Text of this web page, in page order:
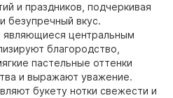
и праздников, подчеркивая
безупречный вкус.
центральным
благородство,
пастельные оттенки
и выражают уважение.
букету нотки свежести и